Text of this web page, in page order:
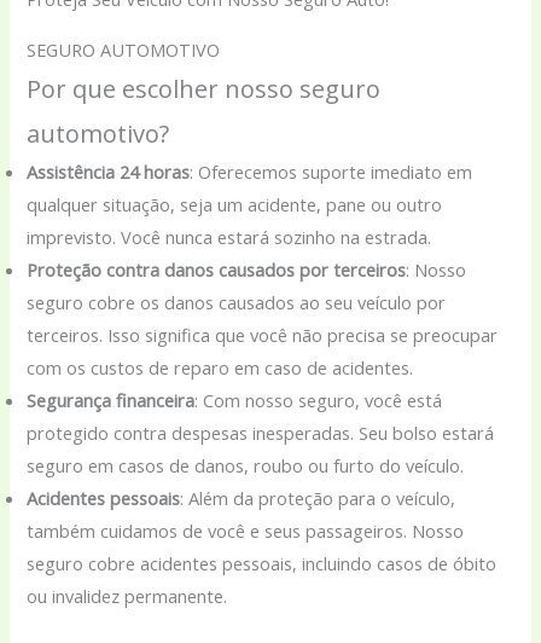
SEGURO AUTOMOTIVO
Por que escolher nosso seguro
automotivo?
Assistência 24 horas: Oferecemos suporte imediato em
qualquer situação, seja um acidente, pane ou outro
imprevisto. Você nunca estará sozinho na estrada.
Proteção contra danos causados por terceiros: Nosso
seguro cobre os danos causados ao seu veículo por
terceiros. Isso significa que você não precisa se preocupar
com os custos de reparo em caso de acidentes.
Segurança financeira: Com nosso seguro, você está
protegido contra despesas inesperadas. Seu bolso estará
seguro em casos de danos, roubo ou furto do veículo.
Acidentes pessoais: Além da proteção para o veículo,
também cuidamos de você e seus passageiros. Nosso
seguro cobre acidentes pessoais, incluindo casos de óbito
ou invalidez permanente.